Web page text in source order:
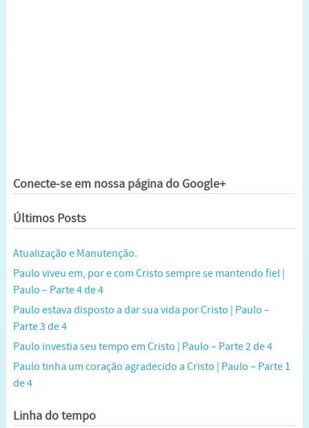
Conecte-se em nossa página do Google+
Últimos Posts
Atualização e Manutenção.
Paulo viveu em, por e com Cristo sempre se mantendo fiel |
Paulo – Parte 4 de 4
Paulo estava disposto a dar sua vida por Cristo | Paulo –
Parte 3 de 4
Paulo investia seu tempo em Cristo | Paulo – Parte 2 de 4
Paulo tinha um coração agradecido a Cristo | Paulo – Parte 1
de 4
Linha do tempo